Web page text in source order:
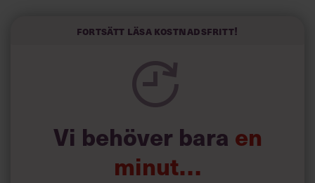
– Var ärlig mot dig själv: Identifiera vad som triggar igång
– Bibehåll ett öppet sinne: Dina känslor gentemot en viss
person kan komma att förändras.
Fortsätt läsa kostnadsfritt!
Vi behöver bara en
minut…